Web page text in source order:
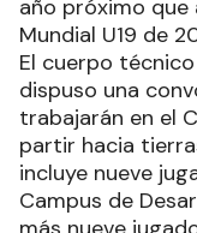
año próximo que
Mundial U19 de
El cuerpo
dispuso una
trabajarán en el
partir hacia
incluye nueve
Campus de